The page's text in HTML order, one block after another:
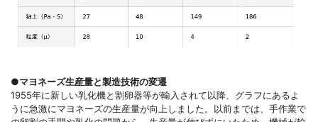
●マヨネーズ生産量と製造技術の変遷
1955年に新しい乳化機と割卵器等が輸入されて以降、グラフにあるよ
うに急激にマヨネーズの生産量が向上しました。以前までは、手作業で